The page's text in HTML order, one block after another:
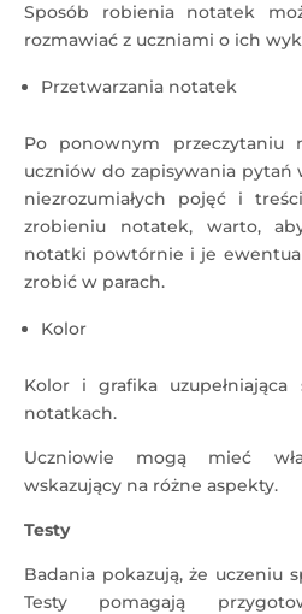
Sposób robienia notatek
rozmawiać z uczniami o ich
Przetwarzania notatek
Po ponownym przeczytaniu
uczniów do zapisywania pytań
niezrozumiałych pojęć i
zrobieniu notatek, warto,
notatki powtórnie i je
zrobić w parach.
Kolor
Kolor i grafika
notatkach.
Uczniowie mogą mieć
wskazujący na różne aspekty.
Testy
Badania pokazują, że uczeniu
Testy pomagają